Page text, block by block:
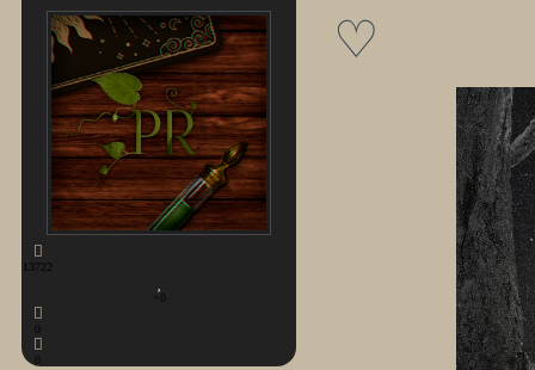
13722
+0
♡